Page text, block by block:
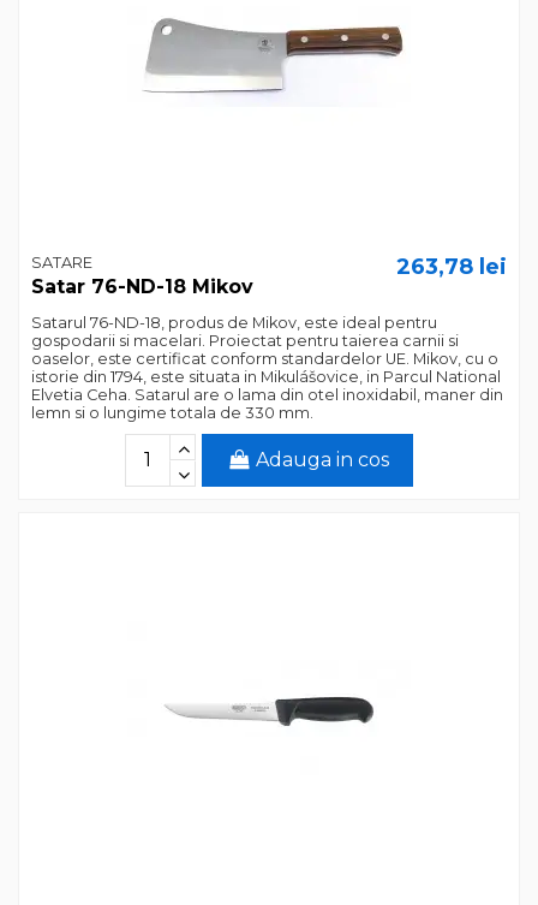
SATARE
Satar 76-ND-18 Mikov
263,78 lei
Satarul 76-ND-18, produs de Mikov, este ideal pentru
gospodarii si macelari. Proiectat pentru taierea carnii si
oaselor, este certificat conform standardelor UE. Mikov, cu o
istorie din 1794, este situata in Mikulášovice, in Parcul National
Elvetia Ceha. Satarul are o lama din otel inoxidabil, maner din
lemn si o lungime totala de 330 mm.
Adauga in cos